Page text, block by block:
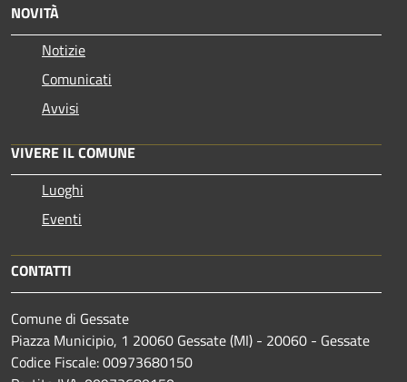
NOVITÀ
Notizie
Comunicati
Avvisi
VIVERE IL COMUNE
Luoghi
Eventi
CONTATTI
Comune di Gessate
Piazza Municipio, 1 20060 Gessate (MI) - 20060 - Gessate
Codice Fiscale: 00973680150